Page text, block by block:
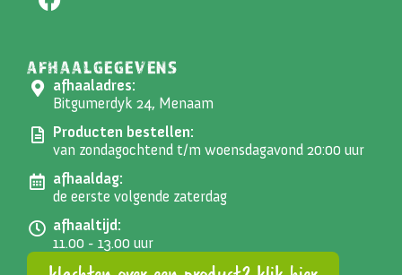
AFHAALGEGEVENS
afhaaladres:
Bitgumerdyk 24, Menaam
Producten bestellen:
van zondagochtend t/m woensdagavond 20:00 uur
afhaaldag:
de eerste volgende zaterdag
afhaaltijd:
11.00 - 13.00 uur